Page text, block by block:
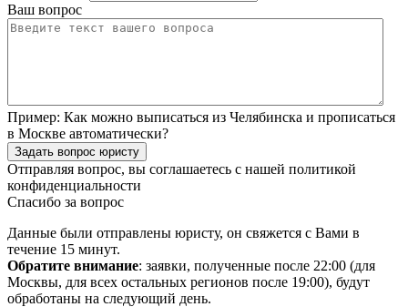
Ваш вопрос
Пример: Как можно выписаться из Челябинска и прописаться
в Москве автоматически?
Задать вопрос юристу
Отправляя вопрос, вы соглашаетесь с нашей политикой
конфиденциальности
Спасибо за вопрос
Данные были отправлены юристу, он свяжется с Вами в
течение 15 минут.
Обратите внимание: заявки, полученные после 22:00 (для
Москвы, для всех остальных регионов после 19:00), будут
обработаны на следующий день.